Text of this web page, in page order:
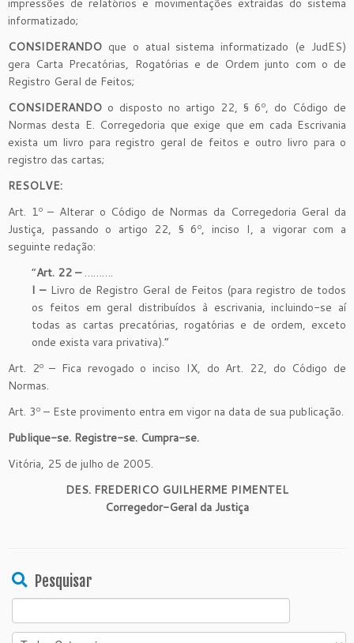
informatizado;
CONSIDERANDO que o atual sistema informatizado (e JudES)
gera Carta Precatórias, Rogatórias e de Ordem junto com o de
Registro Geral de Feitos;
CONSIDERANDO o disposto no artigo 22, § 6º, do Código de
Normas desta E. Corregedoria que exige que em cada Escrivania
exista um livro para registro geral de feitos e outro livro para o
registro das cartas;
RESOLVE:
Art. 1º – Alterar o Código de Normas da Corregedoria Geral da
Justiça, passando o artigo 22, § 6º, inciso I, a vigorar com a
seguinte redação:
“Art. 22 –……….
I –Livro de Registro Geral de Feitos (para registro de todos
os feitos em geral distribuídos à escrivania, incluindo-se aí
todas as cartas precatórias, rogatórias e de ordem, exceto
onde exista vara privativa).”
Art. 2º – Fica revogado o inciso IX, do Art. 22, do Código de
Normas.
Art. 3º – Este provimento entra em vigor na data de sua publicação.
Publique-se. Registre-se. Cumpra-se.
Vitória, 25 de julho de 2005.
DES. FREDERICO GUILHERME PIMENTEL
Corregedor-Geral da Justiça
Pesquisar
Search
for: